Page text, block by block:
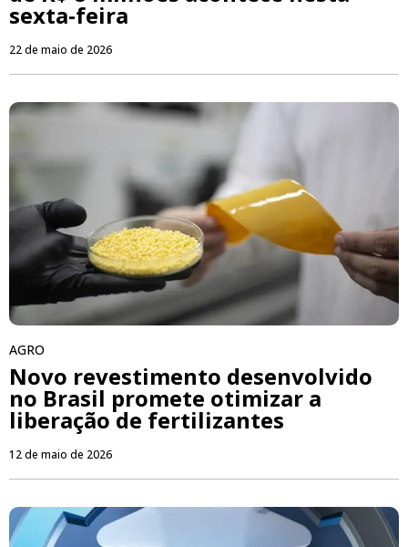
sexta-feira
22 de maio de 2026
AGRO
Novo revestimento desenvolvido
no Brasil promete otimizar a
liberação de fertilizantes
12 de maio de 2026